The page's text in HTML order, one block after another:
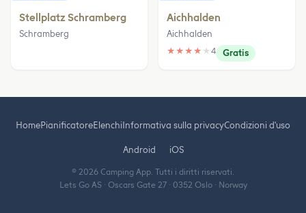
Stellplatz Schramberg
Schramberg
Aichhalden
Aichhalden
★ ★ ★ ★ ★ 4 Gratis
HomePianificatoreElenchi Informativa sulla privacyCondizioni d'uso
Android iOS
© 2026 Camping App. Tutti i diritti riservati.
Lets Go AS · Oscars Gate 27 · 0352 Oslo · Norway